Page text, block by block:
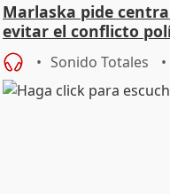
Marlaska pide
evitar el conflicto
Sonido Totales